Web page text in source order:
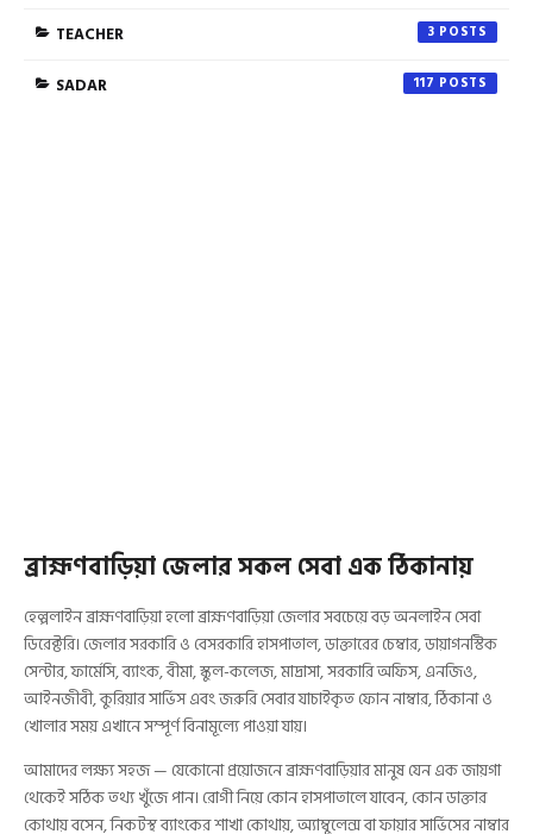
TEACHER 3
SADAR 117
ব্রাহ্মণবাড়িয়া জেলার সকল সেবা এক ঠিকানায়
হেল্পলাইন ব্রাহ্মণবাড়িয়া হলো ব্রাহ্মণবাড়িয়া জেলার সবচেয়ে বড় অনলাইন সেবা
ডিরেক্টরি। জেলার সরকারি ও বেসরকারি হাসপাতাল, ডাক্তারের চেম্বার, ডায়াগনস্টিক
সেন্টার, ফার্মেসি, ব্যাংক, বীমা, স্কুল-কলেজ, মাদ্রাসা, সরকারি অফিস, এনজিও,
আইনজীবী, কুরিয়ার সার্ভিস এবং জরুরি সেবার যাচাইকৃত ফোন নাম্বার, ঠিকানা ও
খোলার সময় এখানে সম্পূর্ণ বিনামূল্যে পাওয়া যায়।
আমাদের লক্ষ্য সহজ — যেকোনো প্রয়োজনে ব্রাহ্মণবাড়িয়ার মানুষ যেন এক জায়গা
থেকেই সঠিক তথ্য খুঁজে পান। রোগী নিয়ে কোন হাসপাতালে যাবেন, কোন ডাক্তার
কোথায় বসেন, নিকটস্থ ব্যাংকের শাখা কোথায়, অ্যাম্বুলেন্স বা ফায়ার সার্ভিসের নাম্বার